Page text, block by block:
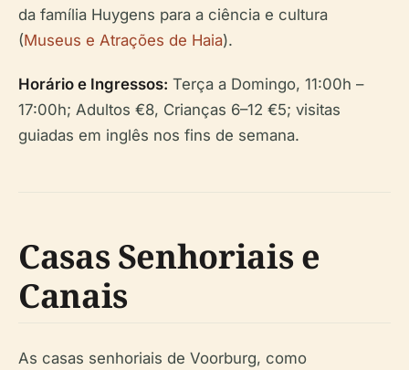
da família Huygens para a ciência e cultura
(Museus e Atrações de Haia).
Horário e Ingressos: Terça a Domingo, 11:00h –
17:00h; Adultos €8, Crianças 6–12 €5; visitas
guiadas em inglês nos fins de semana.
Casas Senhoriais e
Canais
As casas senhoriais de Voorburg, como